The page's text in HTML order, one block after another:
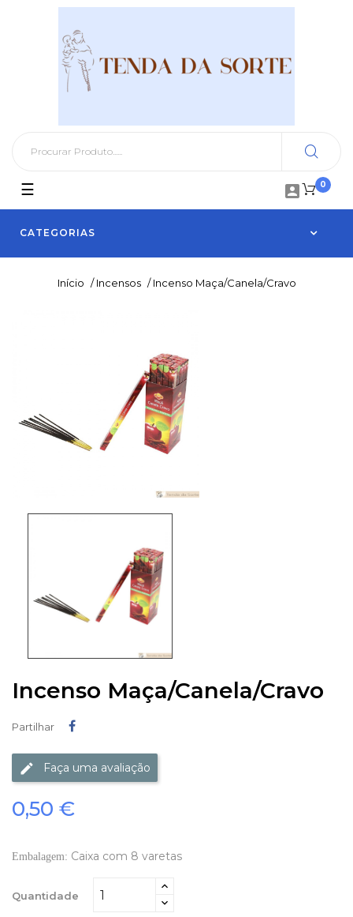
0

CATEGORIAS
Toggle
navigation
☰
Início / Incensos / Incenso Maça/Canela/Cravo
Incenso Maça/Canela/Cravo
Partilhar
Faça uma avaliação
0,50 €
Embalagem: Caixa com 8 varetas
Quantidade